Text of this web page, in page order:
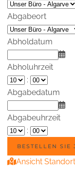
Abgabeort
Abholdatum
Abholuhrzeit
:
Abgabedatum
Abgabeuhrzeit
:
Ansicht